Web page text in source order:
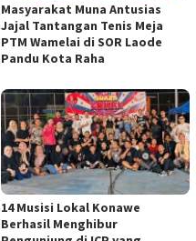
Masyarakat Muna Antusias
Jajal Tantangan Tenis Meja
PTM Wamelai di SOR Laode
Pandu Kota Raha
14 Musisi Lokal Konawe
Berhasil Menghibur